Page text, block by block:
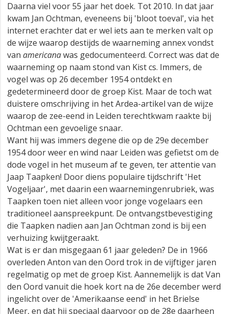
Daarna viel voor 55 jaar het doek. Tot 2010. In dat jaar
kwam Jan Ochtman, eveneens bij 'bloot toeval', via het
internet erachter dat er wel iets aan te merken valt op
de wijze waarop destijds de waarneming annex vondst
van americanawas gedocumenteerd. Correct was dat de
waarneming op naam stond van Kist cs. Immers, de
vogel was op 26 december 1954 ontdekt en
gedetermineerd door de groep Kist. Maar de toch wat
duistere omschrijving in het Ardea-artikel van de wijze
waarop de zee-eend in Leiden terechtkwam raakte bij
Ochtman een gevoelige snaar.
Want hij was immers degene die op de 29e december
1954 door weer en wind naar Leiden was gefietst om de
dode vogel in het museum af te geven, ter attentie van
Jaap Taapken! Door diens populaire tijdschrift 'Het
Vogeljaar', met daarin een waarnemingenrubriek, was
Taapken toen niet alleen voor jonge vogelaars een
traditioneel aanspreekpunt. De ontvangstbevestiging
die Taapken nadien aan Jan Ochtman zond is bij een
verhuizing kwijtgeraakt.
Wat is er dan misgegaan 61 jaar geleden? De in 1966
overleden Anton van den Oord trok in de vijftiger jaren
regelmatig op met de groep Kist. Aannemelijk is dat Van
den Oord vanuit die hoek kort na de 26e december werd
ingelicht over de 'Amerikaanse eend' in het Brielse
Meer, en dat hij speciaal daarvoor op de 28e daarheen